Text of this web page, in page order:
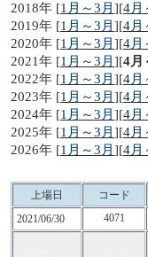
2018年 [1月～3月 ][4月
2019年 [1月～3月 ][4月
2020年 [1月～3月 ][4月
2021年 [1月～3月 ][4月
2022年 [1月～3月 ][4月
2023年 [1月～3月 ][4月
2024年 [1月～3月 ][4月
2025年 [1月～3月 ][4月
2026年 [1月～3月 ][4月
上場日 コード
2021/06/30
4071